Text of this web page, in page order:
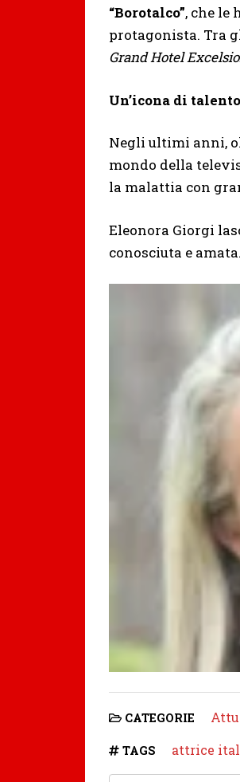
“Borotalco”, che le
protagonista. Tra
Grand Hotel
Un’icona di
Negli ultimi anni,
mondo della
la malattia con
Eleonora Giorgi
conosciuta e
CATEGORIE
TAGS attrice